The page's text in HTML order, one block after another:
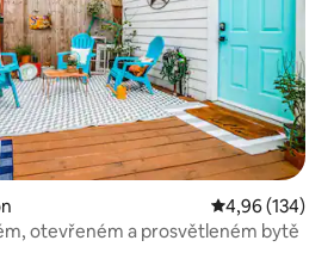
Průměrné
4,96 (134)
otevřeném a prosvětleném bytě